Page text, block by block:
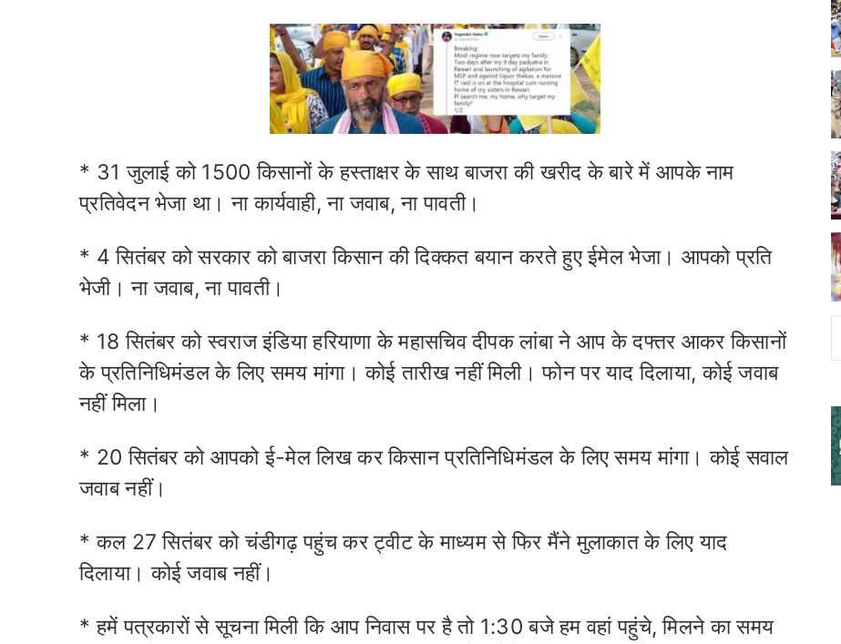
* 31 जुलाई को 1500 किसानों के हस्ताक्षर के साथ बाजरा की खरीद के बारे में आपके नाम
प्रतिवेदन भेजा था। ना कार्यवाही, ना जवाब, ना पावती।
* 4 सितंबर को सरकार को बाजरा किसान की दिक्कत बयान करते हुए ईमेल भेजा। आपको प्रति
भेजी। ना जवाब, ना पावती।
* 18 सितंबर को स्वराज इंडिया हरियाणा के महासचिव दीपक लांबा ने आप के दफ्तर आकर किसानों
के प्रतिनिधिमंडल के लिए समय मांगा। कोई तारीख नहीं मिली। फोन पर याद दिलाया, कोई जवाब
नहीं मिला।
* 20 सितंबर को आपको ई-मेल लिख कर किसान प्रतिनिधिमंडल के लिए समय मांगा। कोई सवाल
जवाब नहीं।
* कल 27 सितंबर को चंडीगढ़ पहुंच कर ट्वीट के माध्यम से फिर मैंने मुलाकात के लिए याद
दिलाया। कोई जवाब नहीं।
* हमें पत्रकारों से सूचना मिली कि आप निवास पर है तो 1:30 बजे हम वहां पहुंचे, मिलने का समय